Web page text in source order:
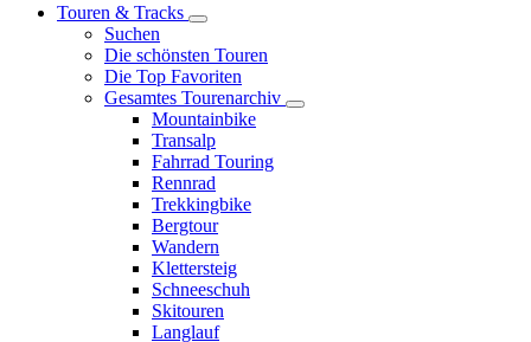
Touren & Tracks
Suchen
Die schönsten Touren
Die Top Favoriten
Gesamtes Tourenarchiv
Mountainbike
Transalp
Fahrrad Touring
Rennrad
Trekkingbike
Bergtour
Wandern
Klettersteig
Schneeschuh
Skitouren
Langlauf